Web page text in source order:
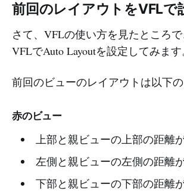
前回のレイアウトをVFLで
さて、VFLの使い方を見たところ
VFLでAuto Layoutを設定してみます
前回のビューのレイアウトは以下
赤のビュー
上部と親ビューの上部の距離
左側と親ビューの左側の距離
下部と親ビューの下部の距離